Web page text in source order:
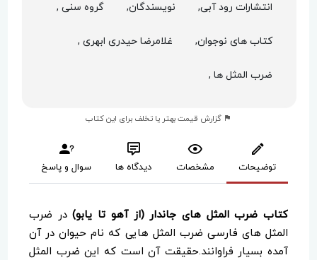
انتشارات رود آبی, نویسندگان, گروه سنی ,
کتاب های نوجوان, غلامرضا حیدری ابهری ,
ضرب المثل ها ,
گزارش قیمت بهتر یا تخلف برای این کتاب
توضیحات مشخصات دیدگاه ها سوال و پاسخ
کتاب ضرب المثل های جاندار (از آهو تا یابو)در ضرب
المثل های فارسی ضرب المثل هایی که نام حیوان در آن
آمده بسیار فراوانند.حقیقت آن است که این ضرب المثل